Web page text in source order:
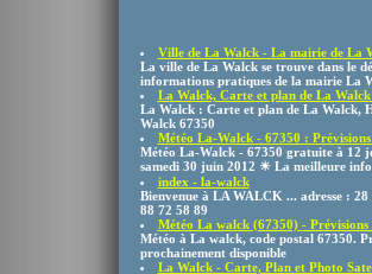
Ville de La Walck - La mairie de La
La ville de La Walck se trouve dans le
informations pratiques de la mairie La
La Walck, Carte et plan de La
La Walck : Carte et plan de La Walck,
Walck 67350
Météo La-Walck - 67350 :
Météo La-Walck - 67350 gratuite à 12
samedi 30 juin 2012 ☀ La meilleure
index - la-walck
Bienvenue à LA WALCK ... adresse :
88 72 58 89
Météo La walck (67350) -
Météo à La walck, code postal 67350.
prochainement disponible
La Walck - Carte, Plan et Photo